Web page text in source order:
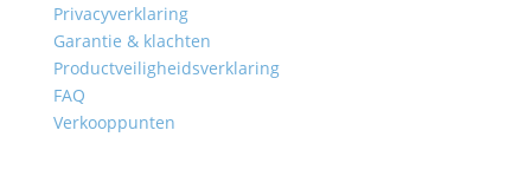
Privacyverklaring
Garantie & klachten
Productveiligheidsverklaring
FAQ
Verkooppunten